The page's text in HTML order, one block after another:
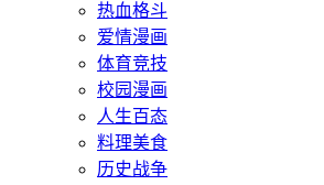
热血格斗
爱情漫画
体育竞技
校园漫画
人生百态
料理美食
历史战争